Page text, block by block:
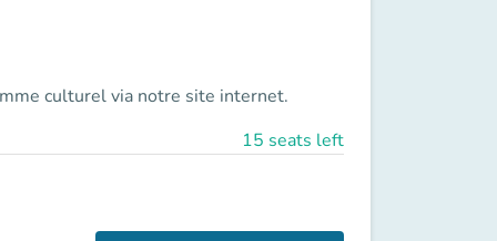
culturel via notre site internet.
15 seats left